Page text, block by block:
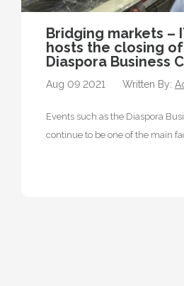
Bridging markets –
hosts the closing
Diaspora Business
Aug 09 2021 Written By:
Events such as the Diaspora
continue to be one of the main